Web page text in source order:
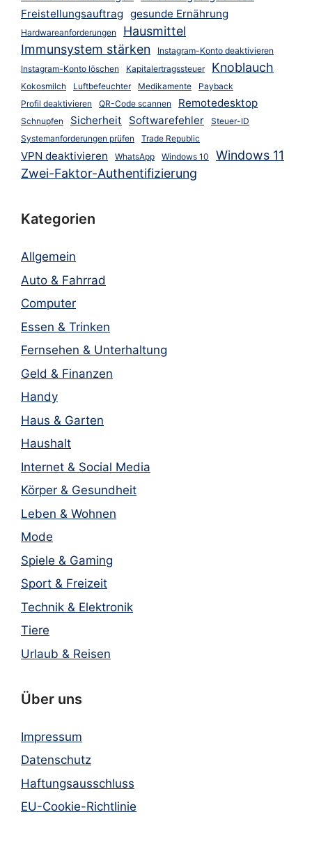
Freistellungsauftrag gesunde Ernährung
Hardwareanforderungen
Hausmittel
Immunsystem stärken
Instagram-Konto deaktivieren
Instagram-Konto löschen
Kapitalertragssteuer Knoblauch
Kokosmilch Luftbefeuchter Medikamente
Payback
Profil deaktivieren
QR-Code scannen Remotedesktop
Schnupfen Sicherheit Softwarefehler
Steuer-ID
Systemanforderungen prüfen
Trade Republic
VPN deaktivieren WhatsApp Windows 10
Windows 11
Zwei-Faktor-Authentifizierung
Kategorien
Allgemein
Auto & Fahrrad
Computer
Essen & Trinken
Fernsehen & Unterhaltung
Geld & Finanzen
Handy
Haus & Garten
Haushalt
Internet & Social Media
Körper & Gesundheit
Leben & Wohnen
Mode
Spiele & Gaming
Sport & Freizeit
Technik & Elektronik
Tiere
Urlaub & Reisen
Über uns
Impressum
Datenschutz
Haftungsausschluss
EU-Cookie-Richtlinie